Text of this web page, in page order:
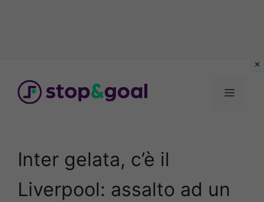
contenuto
Menu
Inter gelata, c’è il
Liverpool: assalto ad un